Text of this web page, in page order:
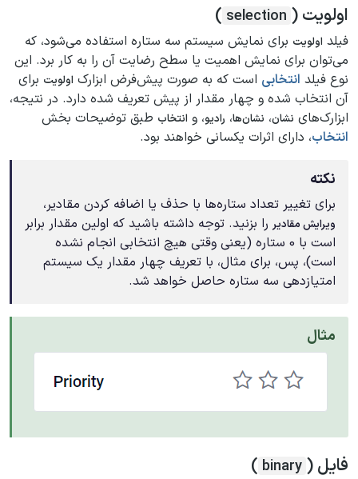
اولویت ( selection
)
فیلد اولویت برای نمایش سیستم سه ستاره استفاده می‌شود، که
می‌توان برای نمایش اهمیت یا سطح رضایت آن را به کار برد. این
نوع فیلد انتخابی است که به صورت پیش‌فرض ابزارک اولویت برای
آن انتخاب شده و چهار مقدار از پیش تعریف شده دارد. در نتیجه،
ابزارک‌های نشان، نشان‌ها، رادیو، و انتخاب طبق توضیحات بخش
انتخاب، دارای اثرات یکسانی خواهند بود.
نکته
برای تغییر تعداد ستاره‌ها با حذف یا اضافه کردن مقادیر،
ویرایش مقادیر را بزنید. توجه داشته باشید که اولین مقدار برابر
است با 0 ستاره (یعنی وقتی هیچ انتخابی انجام نشده
است)، پس، برای مثال، با تعریف چهار مقدار یک سیستم
امتیازدهی سه ستاره حاصل خواهد شد.
مثال
فایل ( binary
)